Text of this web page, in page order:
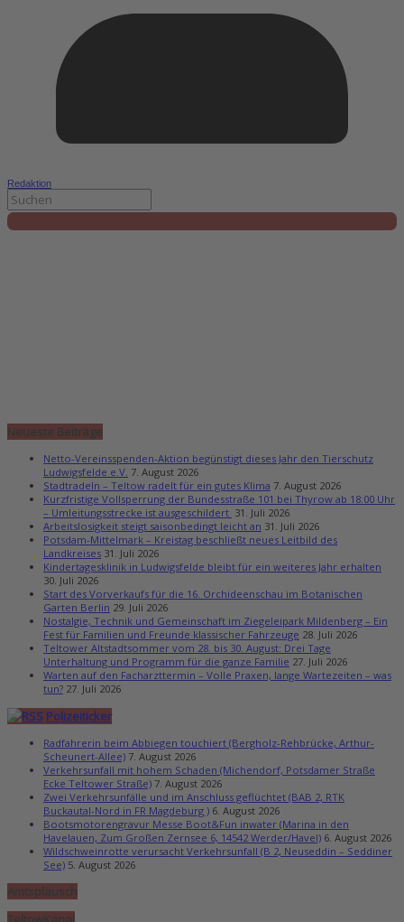
Redaktion
Neueste Beiträge
Netto-Vereinsspenden-Aktion begünstigt dieses Jahr den Tierschutz
Ludwigsfelde e.V. 7. August 2026
Stadtradeln – Teltow radelt für ein gutes Klima 7. August 2026
Kurzfristige Vollsperrung der Bundesstraße 101 bei Thyrow ab 18:00 Uhr
– Umleitungsstrecke ist ausgeschildert 31. Juli 2026
Arbeitslosigkeit steigt saisonbedingt leicht an 31. Juli 2026
Potsdam-Mittelmark – Kreistag beschließt neues Leitbild des
Landkreises 31. Juli 2026
Kindertagesklinik in Ludwigsfelde bleibt für ein weiteres Jahr erhalten
30. Juli 2026
Start des Vorverkaufs für die 16. Orchideenschau im Botanischen
Garten Berlin 29. Juli 2026
Nostalgie, Technik und Gemeinschaft im Ziegeleipark Mildenberg – Ein
Fest für Familien und Freunde klassischer Fahrzeuge 28. Juli 2026
Teltower Altstadtsommer vom 28. bis 30. August: Drei Tage
Unterhaltung und Programm für die ganze Familie 27. Juli 2026
Warten auf den Facharzttermin – Volle Praxen, lange Wartezeiten – was
tun? 27. Juli 2026
Polizeiticker
Radfahrerin beim Abbiegen touchiert (Bergholz-Rehbrücke, Arthur-
Scheunert-Allee) 7. August 2026
Verkehrsunfall mit hohem Schaden (Michendorf, Potsdamer Straße
Ecke Teltower Straße) 7. August 2026
Zwei Verkehrsunfälle und im Anschluss geflüchtet (BAB 2, RTK
Buckautal-Nord in FR Magdeburg ) 6. August 2026
Bootsmotorengravur Messe Boot&Fun inwater (Marina in den
Havelauen, Zum Großen Zernsee 6, 14542 Werder/Havel) 6. August 2026
Wildschweinrotte verursacht Verkehrsunfall (B 2, Neuseddin – Seddiner
See) 5. August 2026
Amtsplausch